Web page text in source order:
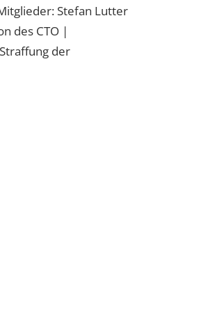
Stefan Lutter
des CTO |
der